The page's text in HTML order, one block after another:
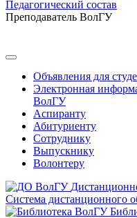
Педагогический состав
Преподаватель ВолГУ
Объявления для
Электронная
ВолГУ
Аспиранту
Абитуриенту
Сотруднику
Выпускнику
Волонтеру
Система дистанционного